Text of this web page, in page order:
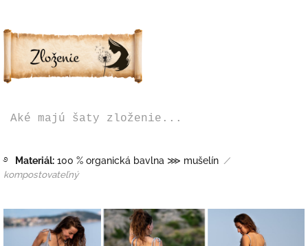
Aké majú šaty zloženie...
࿔ Materiál: 100 % organická bavlna ⋙ mušelín /
kompostovateľný